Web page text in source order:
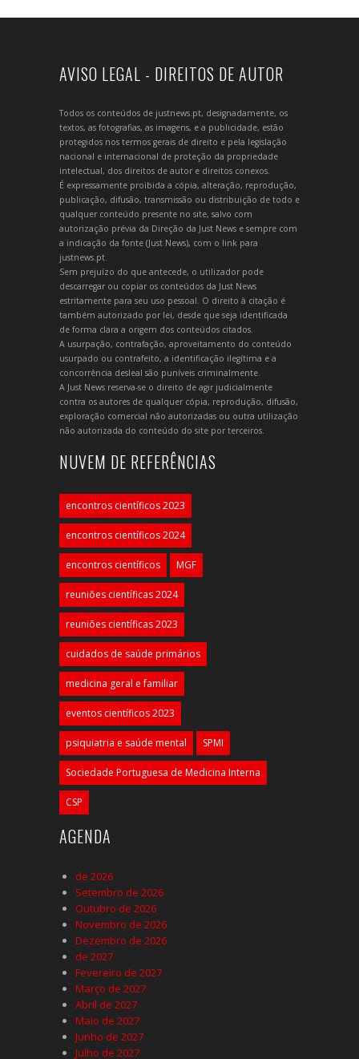
AVISO LEGAL - DIREITOS DE AUTOR
Todos os conteúdos de justnews.pt, designadamente, os
textos, as fotografias, as imagens, e a publicidade, estão
protegidos nos termos gerais de direito e pela legislação
nacional e internacional de proteção da propriedade
intelectual, dos direitos de autor e direitos conexos.
É expressamente proibida a cópia, alteração, reprodução,
publicação, difusão, transmissão ou distribuição de todo e
qualquer conteúdo presente no site, salvo com
autorização prévia da Direção da Just News e sempre com
a indicação da fonte (Just News), com o link para
justnews.pt.
Sem prejuízo do que antecede, o utilizador pode
descarregar ou copiar os conteúdos da Just News
estritamente para seu uso pessoal. O direito à citação é
também autorizado por lei, desde que seja identificada
de forma clara a origem dos conteúdos citados.
A usurpação, contrafação, aproveitamento do conteúdo
usurpado ou contrafeito, a identificação ilegítima e a
concorrência desleal são puníveis criminalmente.
A Just News reserva-se o direito de agir judicialmente
contra os autores de qualquer cópia, reprodução, difusão,
exploração comercial não autorizadas ou outra utilização
não autorizada do conteúdo do site por terceiros.
NUVEM DE REFERÊNCIAS
encontros científicos 2023
encontros científicos 2024
encontros científicos MGF
reuniões científicas 2024
reuniões científicas 2023
cuidados de saúde primários
medicina geral e familiar
eventos científicos 2023
psiquiatria e saúde mental SPMI
Sociedade Portuguesa de Medicina Interna
CSP
AGENDA
de 2026
Setembro de 2026
Outubro de 2026
Novembro de 2026
Dezembro de 2026
de 2027
Fevereiro de 2027
Março de 2027
Abril de 2027
Maio de 2027
Junho de 2027
Julho de 2027